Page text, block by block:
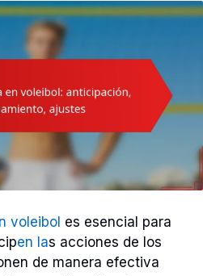
voleibol es esencial para
en las acciones de los
de manera efectiva